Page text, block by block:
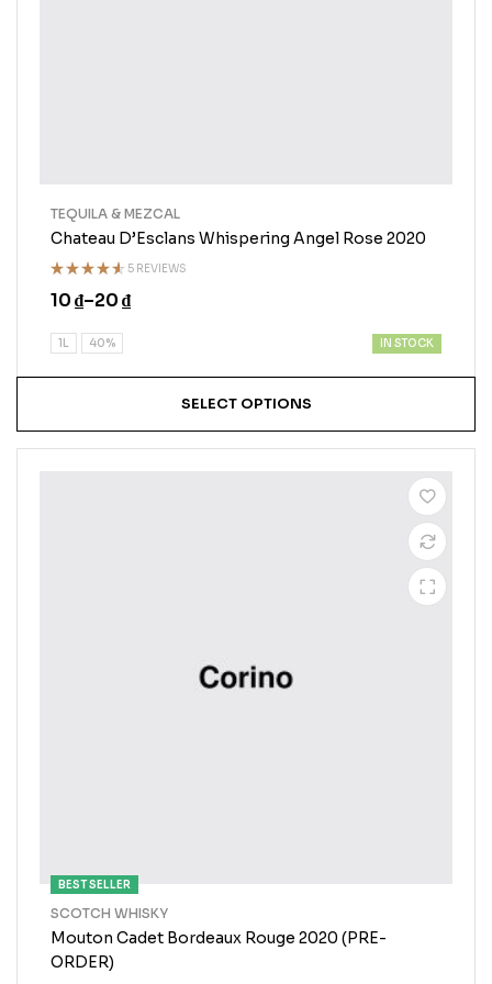
Chateau D’Esclans Whispering Angel Rose 2020
Rated
4.50out
5 REVIEWS
TEQUILA & MEZCAL
10₫–20₫
1L 40% IN STOCK
SELECT OPTIONS
BEST SELLER
Mouton Cadet Bordeaux Rouge 2020 (PRE-
ORDER)
SCOTCH WHISKY